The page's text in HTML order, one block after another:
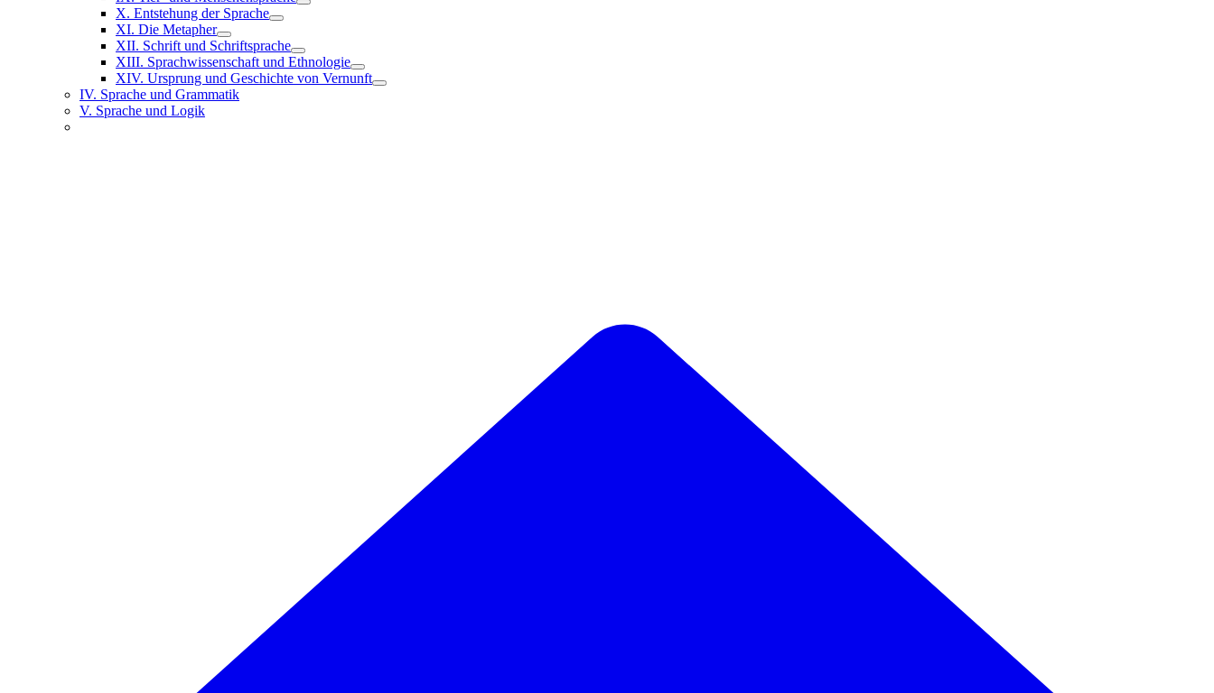
X. Entstehung der Sprache
XI. Die Metapher
XII. Schrift und Schriftsprache
XIII. Sprachwissenschaft und Ethnologie
XIV. Ursprung und Geschichte von Vernunft
IV. Sprache und Grammatik
V. Sprache und Logik